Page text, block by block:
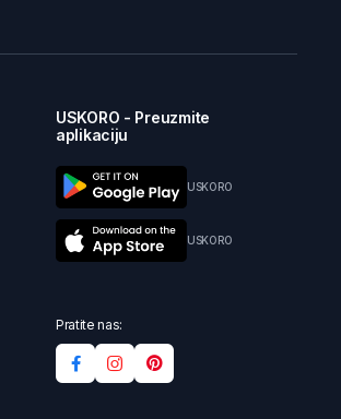
USKORO - Preuzmite
aplikaciju
USKORO
USKORO
Pratite nas: